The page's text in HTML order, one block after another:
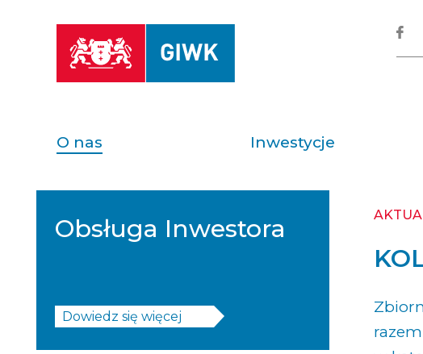
O nas Inwestycje
Obsługa Inwestora
Dowiedz się więcej